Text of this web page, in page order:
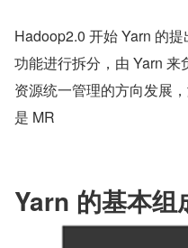
Hadoop2.0 开始 Yarn 的
功能进行拆分，由 Yarn
资源统一管理的方向发展
是 MR
Yarn 的基本组